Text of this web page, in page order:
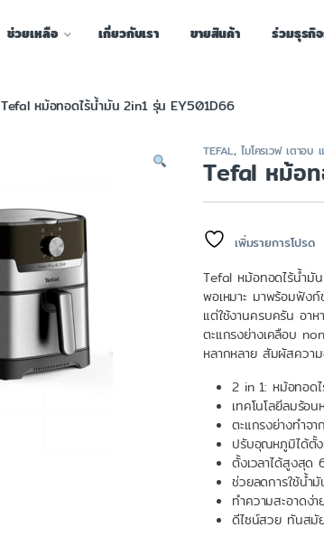
ช่วยเหลือ เกี่ยวกับเรา ขายสินค้า ร่วมธุรกิ
Tefal หม้อทอดไร้น้ำมัน 2in1 รุ่น EY501D66
TEFAL,ไมโครเวฟ เตาอบ
Tefal หม้อ
เพิ่มรายการโปรด
Tefal หม้อทอดไร้น้ำมั
พอเหมาะ มาพร้อมฟัง
แต่ใช้งานครบครัน อา
ตะแกรงย่างเคลือบ
หลากหลาย สัมผัสควา
2 in 1: หม้อทอด
เทคโนโลยีลมร้อ
ตะแกรงย่างทำจ
ปรับอุณหภูมิได้ตั้
ตั้งเวลาได้สูงสุด
ช่วยลดการใช้น้ำ
ทำความสะอาดง่
ดีไซน์สวย ทันสมั